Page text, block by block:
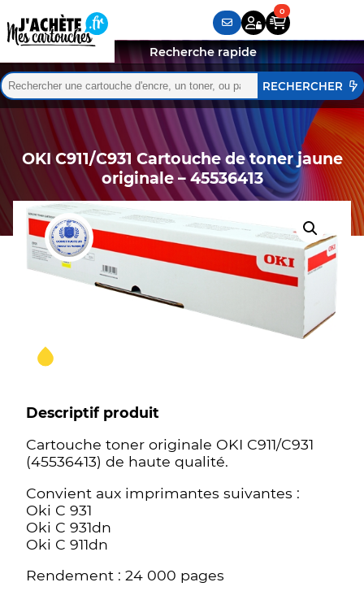
Rechercher :
Quand les résultats de l'auto-complétion sont
Recherche rapide
OKI C911/C931 Cartouche de toner jaune
originale – 45536413
Descriptif produit
Cartouche toner originale OKI C911/C931
(45536413) de haute qualité.
Convient aux imprimantes suivantes :
Oki C 931
Oki C 931dn
Oki C 911dn
Rendement : 24 000 pages